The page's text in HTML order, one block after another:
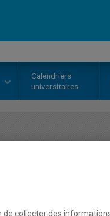
Calendriers
universitaires
de collecter des